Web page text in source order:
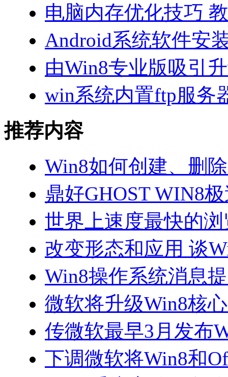
电脑内存优化技巧
Android系统软件安
由Win8专业版吸引
win系统内置ftp服务
推荐内容
Win8如何创建、删
鼎好GHOST WIN8
世界上速度最快的
改变形态和应用 谈
Win8操作系统消息
微软将升级Win8核
传微软最早3月发布
下调微软将Win8和